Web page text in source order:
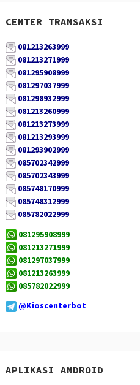
CENTER TRANSAKSI
081213263999
081213271999
081295908999
081297037999
081298932999
081213260999
081213273999
081213293999
081293902999
085702342999
085702343999
085748170999
085748312999
085782022999
081295908999
081213271999
081297037999
081213263999
085782022999
@Kioscenterbot
APLIKASI ANDROID